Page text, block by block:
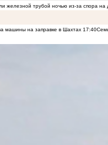
железной трубой ночью из-за спора на
машины на заправке в Шахтах 17:40